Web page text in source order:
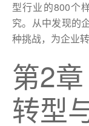
型行业的800个
究。从中发现的
种挑战，为企业
第2
转型